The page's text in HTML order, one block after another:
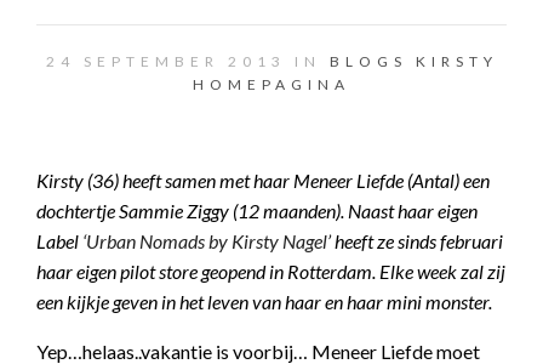
24 SEPTEMBER 2013 IN BLOGS KIRSTY
HOMEPAGINA
Kirsty (36) heeft samen met haar Meneer Liefde (Antal) een
dochtertje Sammie Ziggy (12 maanden). Naast haar eigen
Label ‘Urban Nomads by Kirsty Nagel’heeft ze sinds februari
haar eigen pilot store geopend in Rotterdam. Elke week zal zij
een kijkje geven in het leven van haar en haar mini monster.
Yep…helaas..vakantie is voorbij… Meneer Liefde moet